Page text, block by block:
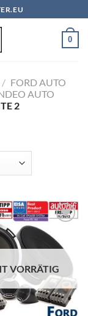
0
/ FORD AUTO
AUTO
2
Wunschliste
hinzufügen
VORRÄTIG